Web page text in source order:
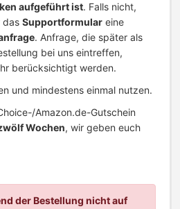
aufgeführt ist. Falls nicht,
das Supportformular eine
. Anfrage, die später als
bei uns eintreffen,
berücksichtigt werden.
und mindestens einmal nutzen.
Amazon.de-Gutschein
Wochen, wir geben euch
der Bestellung nicht auf